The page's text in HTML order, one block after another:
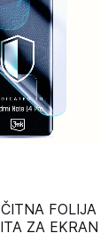
ZA EKRAN